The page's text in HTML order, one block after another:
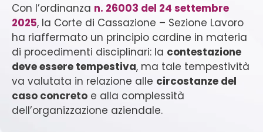
Con l’ordinanza n. 26003 del 24 settembre
2025, la Corte di Cassazione – Sezione Lavoro
ha riaffermato un principio cardine in materia
di procedimenti disciplinari: la contestazione
deve essere tempestiva, ma tale tempestività
va valutata in relazione alle circostanze del
caso concreto e alla complessità
dell’organizzazione aziendale.